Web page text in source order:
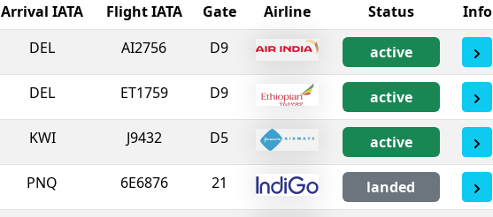
Arrival IATA Flight IATA Gate Airline Status
Info
DEL AI2756 D9 active
DEL ET1759 D9 active
KWI J9432 D5 active
PNQ 6E6876 21 landed